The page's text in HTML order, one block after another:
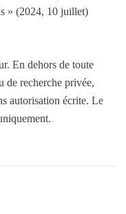
» (2024, 10 juillet)
En dehors de toute
de recherche privée,
autorisation écrite. Le